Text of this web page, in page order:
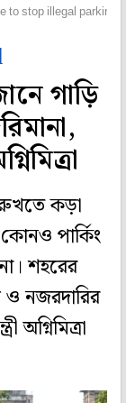
to stop illegal parking
গাড়ি
কড়া
কোনও পার্কিং
শহরের
ও নজরদারির
অগ্নিমিত্রা